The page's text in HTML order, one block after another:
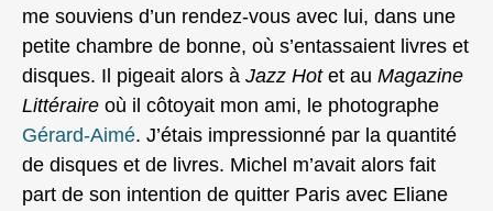
me souviens d’un rendez-vous avec lui, dans une
petite chambre de bonne, où s’entassaient livres et
disques. Il pigeait alors à Jazz Hotet au Magazine
Littéraire où il côtoyait mon ami, le photographe
Gérard-Aimé. J’étais impressionné par la quantité
de disques et de livres. Michel m’avait alors fait
part de son intention de quitter Paris avec Eliane